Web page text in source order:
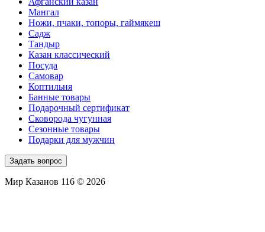
Мангал
Ножи, пчаки, топоры, гаймякеш
Садж
Тандыр
Казан классический
Посуда
Самовар
Коптильня
Банные товары
Подарочный сертификат
Сковорода чугунная
Сезонные товары
Подарки для мужчин
Задать вопрос
Мир Казанов 116 © 2026